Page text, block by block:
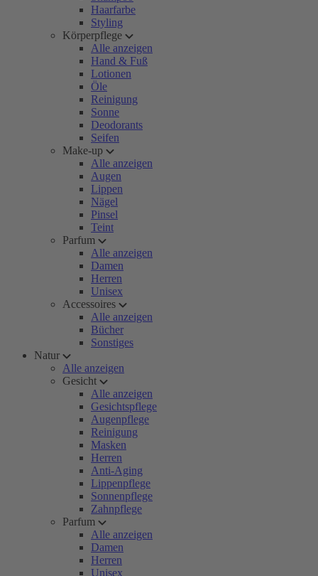
Haarfarbe
Styling
Körperpflege
Alle anzeigen
Hand & Fuß
Lotionen
Öle
Reinigung
Sonne
Deodorants
Seifen
Make-up
Alle anzeigen
Augen
Lippen
Nägel
Pinsel
Teint
Parfum
Alle anzeigen
Damen
Herren
Unisex
Accessoires
Alle anzeigen
Bücher
Sonstiges
Natur
Alle anzeigen
Gesicht
Alle anzeigen
Gesichtspflege
Augenpflege
Reinigung
Masken
Herren
Anti-Aging
Lippenpflege
Sonnenpflege
Zahnpflege
Parfum
Alle anzeigen
Damen
Herren
Unisex